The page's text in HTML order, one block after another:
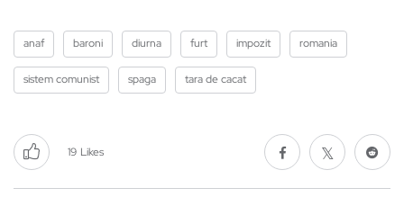
anaf baroni diurna furt impozit romania
sistem comunist spaga tara de cacat
19 Likes